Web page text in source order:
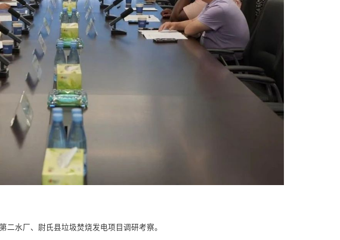
二水厂、尉氏县垃圾焚烧发电项目调研考察。